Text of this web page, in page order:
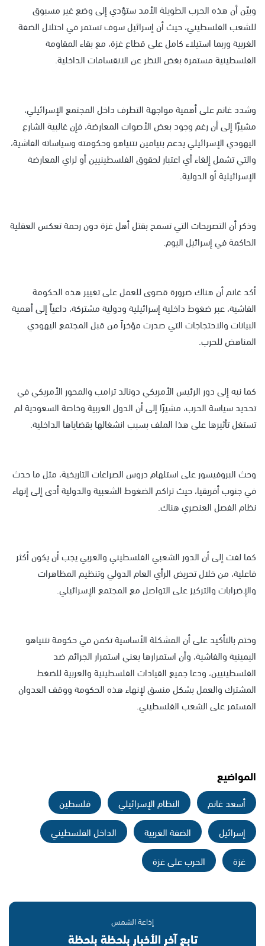
وبيّن أن هذه الحرب الطويلة الأمد ستؤدي إلى وضع غير مسبوق
للشعب الفلسطيني، حيث أن إسرائيل سوف تستمر في احتلال الضفة
الغربية وربما استيلاء كامل على قطاع غزة، مع بقاء المقاومة
الفلسطينية مستمرة بغض النظر عن الانقسامات الداخلية.
وشدد غانم على أهمية مواجهة التطرف داخل المجتمع الإسرائيلي،
مشيرًا إلى أن رغم وجود بعض الأصوات المعارضة، فإن غالبية الشارع
اليهودي الإسرائيلي يدعم بنيامين نتنياهو وحكومته وسياساته الفاشية،
والتي تشمل إلغاء أي اعتبار لحقوق الفلسطينيين أو لراي المعارضة
الإسرائيلية أو الدولية.
وذكر أن التصريحات التي تسمح بقتل أهل غزة دون رحمة تعكس العقلية
الحاكمة في إسرائيل اليوم.
أكد غانم أن هناك ضرورة قصوى للعمل على تغيير هذه الحكومة
الفاشية، عبر ضغوط داخلية إسرائيلية ودولية مشتركة، داعياً إلى أهمية
البيانات والاحتجاجات التي صدرت مؤخراً من قبل المجتمع اليهودي
المناهض للحرب.
كما نبه إلى دور الرئيس الأمريكي دونالد ترامب والمحور الأمريكي في
تحديد سياسة الحرب، مشيرًا إلى أن الدول العربية وخاصة السعودية لم
تستغل تأثيرها على هذا الملف بسبب انشغالها بقضاياها الداخلية.
وحث البروفيسور على استلهام دروس الصراعات التاريخية، مثل ما حدث
في جنوب أفريقيا، حيث تراكم الضغوط الشعبية والدولية أدى إلى إنهاء
نظام الفصل العنصري هناك.
كما لفت إلى أن الدور الشعبي الفلسطيني والعربي يجب أن يكون أكثر
فاعلية، من خلال تحريض الرأي العام الدولي وتنظيم المظاهرات
والإضرابات والتركيز على التواصل مع المجتمع الإسرائيلي.
وختم بالتأكيد على أن المشكلة الأساسية تكمن في حكومة نتنياهو
اليمينية والفاشية، وأن استمرارها يعني استمرار الجرائم ضد
الفلسطينيين، ودعا جميع القيادات الفلسطينية والعربية للضغط
المشترك والعمل بشكل منسق لإنهاء هذه الحكومة ووقف العدوان
المستمر على الشعب الفلسطيني.
المواضيع
أسعد غانم النظام الإسرائيلي
فلسطين
إسرائيل
الضفة الغربية
الداخل الفلسطيني
غزة
الحرب على غزة
إذاعة الشمس
تابع آخر الأخبار بلحظة بلحظة